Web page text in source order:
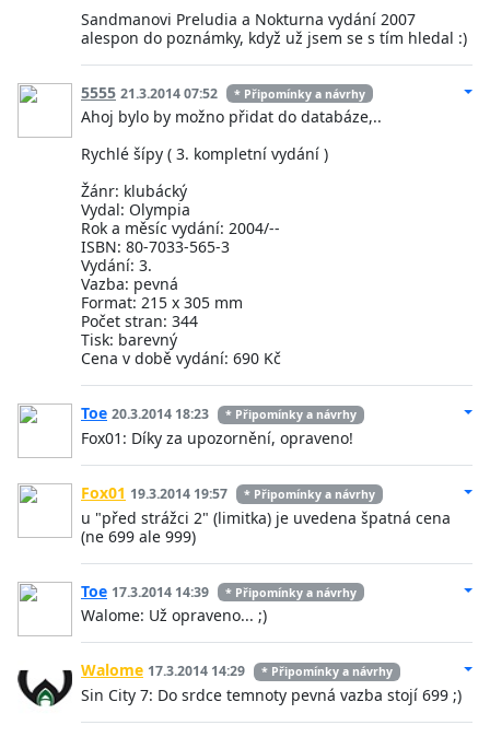
Sandmanovi Preludia a Nokturna vydání 2007
alespon do poznámky, když už jsem se s tím hledal :)
5555 21.3.2014 07:52 * Připomínky a návrhy
Ahoj bylo by možno přidat do databáze,..
Rychlé šípy ( 3. kompletní vydání )
Žánr: klubácký
Vydal: Olympia
Rok a měsíc vydání: 2004/--
ISBN: 80-7033-565-3
Vydání: 3.
Vazba: pevná
Format: 215 x 305 mm
Počet stran: 344
Tisk: barevný
Cena v době vydání: 690 Kč
Toe 20.3.2014 18:23 * Připomínky a návrhy
Fox01: Díky za upozornění, opraveno!
Fox01 19.3.2014 19:57 * Připomínky a návrhy
u "před strážci 2" (limitka) je uvedena špatná cena
(ne 699 ale 999)
Toe 17.3.2014 14:39 * Připomínky a návrhy
Walome: Už opraveno... ;)
Walome 17.3.2014 14:29 * Připomínky a návrhy
Sin City 7: Do srdce temnoty pevná vazba stojí 699 ;)